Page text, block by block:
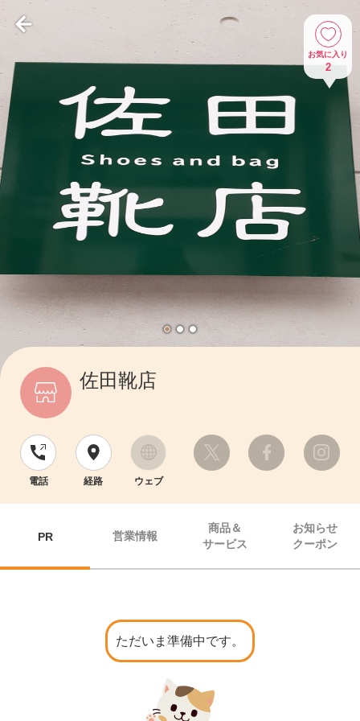
お気に入り
2
佐田靴店
電話 経路 ウェブ
PR 営業情報
商品＆
サービス
お知らせ
クーポン
ただいま準備中です。